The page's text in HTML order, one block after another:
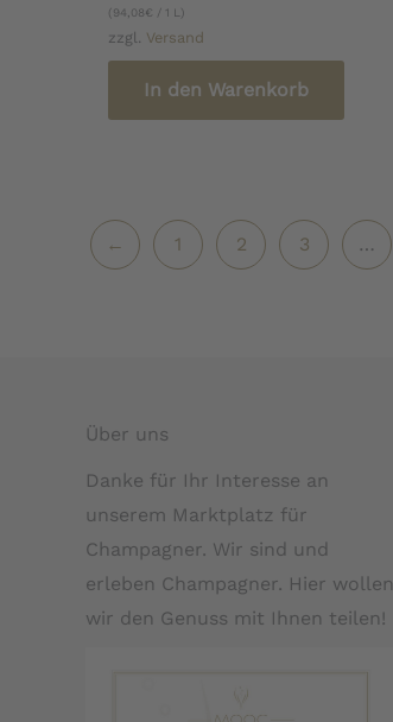
(94,08 € / 1 L)
zzgl. Versand
In den Warenkorb
← 1 2 3 …
Über uns
Danke für Ihr Interesse an
unserem Marktplatz für
Champagner. Wir sind und
erleben Champagner. Hier wollen
wir den Genuss mit Ihnen teilen!